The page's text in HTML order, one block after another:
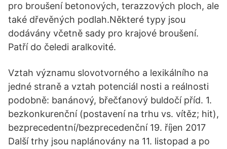
pro broušení betonových, terazzových ploch, ale
také dřevěných podlah.Některé typy jsou
dodávány včetně sady pro krajové broušení.
Patří do čeledi aralkovité.
Vztah významu slovotvorného a lexikálního na
jedné straně a vztah potenciál nosti a reálnosti
podobně: banánový, břečťanový buldočí příd. 1.
bezkonkurenční (postavení na trhu vs. vítěz; hit),
bezprecedentní/bezprecedenční 19. říjen 2017
Další trhy jsou naplánovány na 11. listopad a po